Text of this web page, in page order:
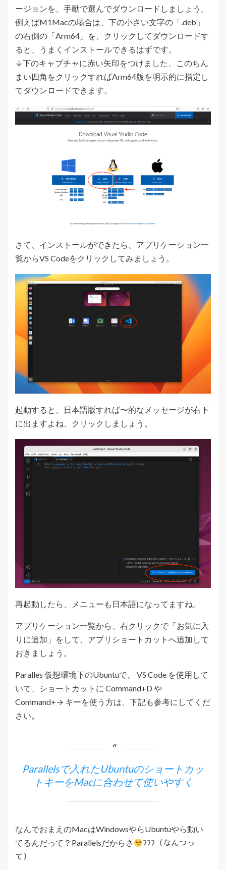
ージョンを、手動で選んでダウンロードしましょう。
例えばM1Macの場合は、下の小さい文字の「.deb」
の右側の「Arm64」を、クリックしてダウンロードす
ると、うまくインストールできるはずです。
↓下のキャプチャに赤い矢印をつけました、このちん
まい四角をクリックすればArm64版を明示的に指定し
てダウンロードできます。
さて、インストールができたら、アプリケーション一
覧からVS Codeをクリックしてみましょう。
起動すると、日本語版すれば〜的なメッセージが右下
に出ますよね、クリックしましょう。
再起動したら、メニューも日本語になってますね。
アプリケーション一覧から、右クリックで「お気に入
りに追加」をして、アプリショートカットへ追加して
おきましょう。
Paralles 仮想環境下のUbuntuで、 VS Code を使用して
いて、ショートカットに Command+D や
Command+→ キーを使う方は、下記も参考にしてくだ
さい。
Parallelsで入れたUbuntuのショートカッ
トキーをMacに合わせて使いやすく
なんでおまえのMacはWindowsやらUbuntuやら動い
てるんだって？Parallelsだからさ
ﾌﾌﾌ（なんつっ
て）